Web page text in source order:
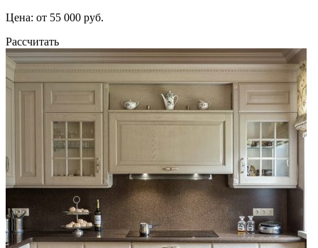
Цена: от 55 000 руб.
Рассчитать